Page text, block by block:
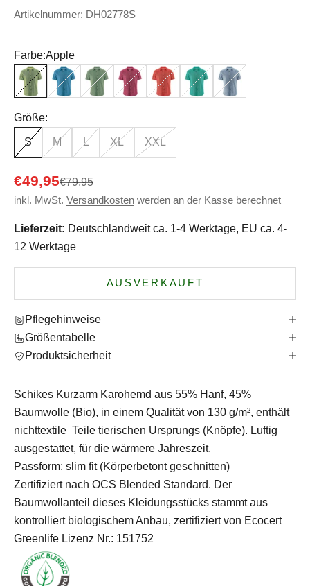
Artikelnummer: DH02778S
Farbe:Apple
Apple
Atlantik Cactus Sangria Crab EmeraldIndigo-Melange
Größe:
S M L XL XXL
Angebot
€49,95Regulärer Preis
€79,95
inkl. MwSt. Versandkosten werden an der Kasse berechnet
Lieferzeit: Deutschlandweit ca. 1-4 Werktage, EU ca. 4-
12 Werktage
AUSVERKAUFT
Pflegehinweise
Größentabelle
Produktsicherheit
Schikes Kurzarm Karohemd aus 55% Hanf, 45%
Baumwolle (Bio), in einem Qualität von 130 g/m², enthält
nichttextile Teile tierischen Ursprungs (Knöpfe). Luftig
ausgestattet, für die wärmere Jahreszeit.
Passform: slim fit (Körperbetont geschnitten)
Zertifiziert nach OCS Blended Standard. Der
Baumwollanteil dieses Kleidungsstücks stammt aus
kontrolliert biologischem Anbau, zertifiziert von Ecocert
Greenlife Lizenz Nr.: 151752